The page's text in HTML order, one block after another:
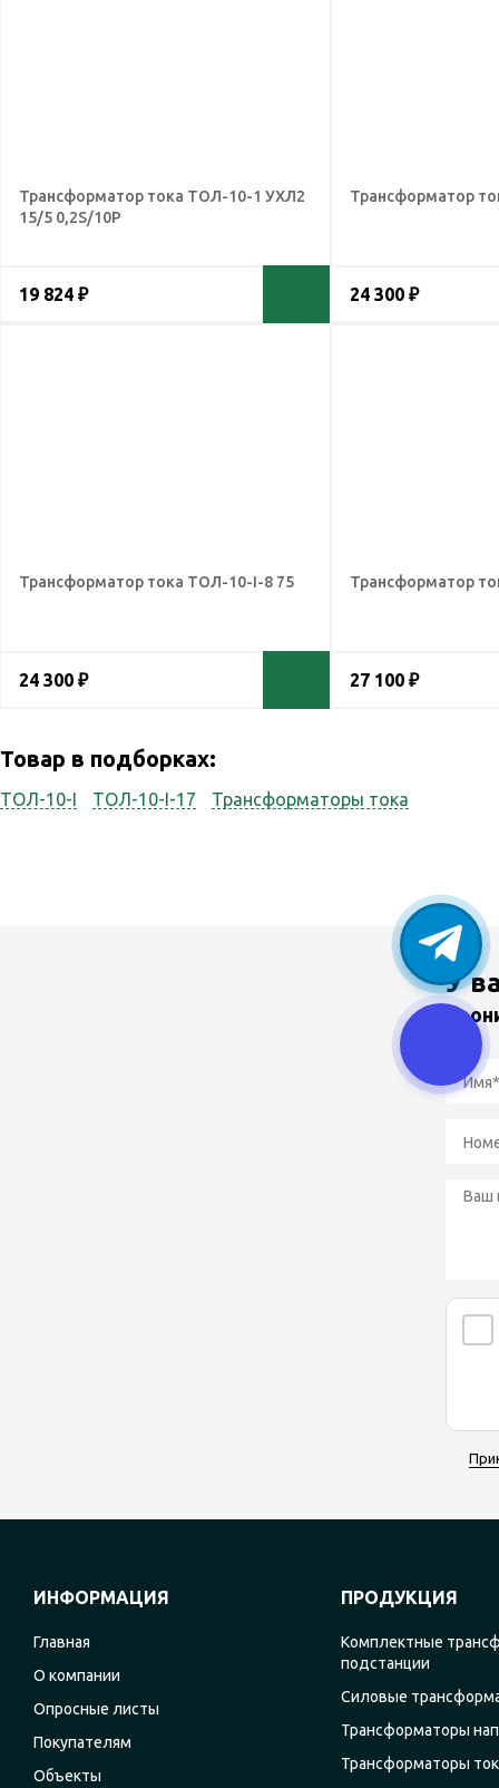
Трансформатор тока ТОЛ-10-1 УХЛ2
15/5 0,2S/10Р
19 824 ₽
Трансформатор
24 300 ₽
Трансформатор тока ТОЛ-10-I-8 75
24 300 ₽
Трансформатор
27 100 ₽
Товар в подборках:
ТОЛ-10-I ТОЛ-10-I-17 Трансформаторы тока
У
ИНФОРМАЦИЯ
Главная
О компании
Опросные листы
Покупателям
Объекты
ПРОДУКЦИЯ
Комплектные
подстанции
Силовые
Трансформаторы
Трансформаторы